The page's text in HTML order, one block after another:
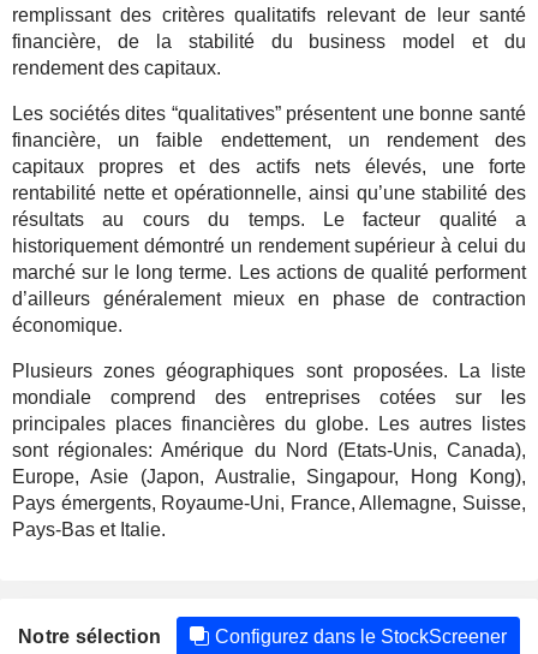
remplissant des critères qualitatifs relevant de leur santé
financière, de la stabilité du business model et du
rendement des capitaux.
Les sociétés dites “qualitatives” présentent une bonne santé
financière, un faible endettement, un rendement des
capitaux propres et des actifs nets élevés, une forte
rentabilité nette et opérationnelle, ainsi qu’une stabilité des
résultats au cours du temps. Le facteur qualité a
historiquement démontré un rendement supérieur à celui du
marché sur le long terme. Les actions de qualité performent
d’ailleurs généralement mieux en phase de contraction
économique.
Plusieurs zones géographiques sont proposées. La liste
mondiale comprend des entreprises cotées sur les
principales places financières du globe. Les autres listes
sont régionales: Amérique du Nord (Etats-Unis, Canada),
Europe, Asie (Japon, Australie, Singapour, Hong Kong),
Pays émergents, Royaume-Uni, France, Allemagne, Suisse,
Pays-Bas et Italie.
Notre sélection Configurez dans le StockScreener